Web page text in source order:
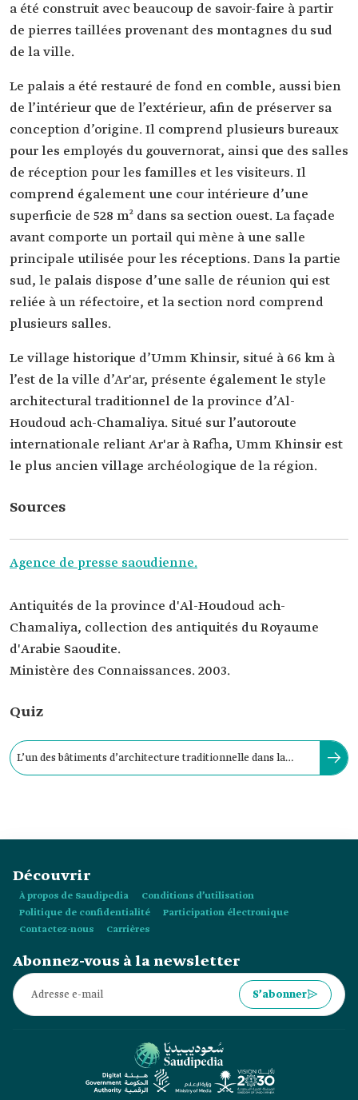
a été construit avec beaucoup de savoir-faire à partir
de pierres taillées provenant des montagnes du sud
de la ville.
Le palais a été restauré de fond en comble, aussi bien
de l’intérieur que de l’extérieur, afin de préserver sa
conception d’origine. Il comprend plusieurs bureaux
pour les employés du gouvernorat, ainsi que des salles
de réception pour les familles et les visiteurs. Il
comprend également une cour intérieure d’une
superficie de 528 m² dans sa section ouest. La façade
avant comporte un portail qui mène à une salle
principale utilisée pour les réceptions. Dans la partie
sud, le palais dispose d’une salle de réunion qui est
reliée à un réfectoire, et la section nord comprend
plusieurs salles.
Le village historique d’Umm Khinsir, situé à 66 km à
l’est de la ville d’Ar'ar, présente également le style
architectural traditionnel de la province d’Al-
Houdoud ach-Chamaliya. Situé sur l’autoroute
internationale reliant Ar'ar à Rafha, Umm Khinsir est
le plus ancien village archéologique de la région.
Sources
Agence de presse saoudienne.
Antiquités de la province d'Al-Houdoud ach-
Chamaliya, collection des antiquités du Royaume
d'Arabie Saoudite.
Ministère des Connaissances. 2003.
Quiz
L’un des bâtiments d’architecture traditionnelle dans la
Découvrir
À propos de Saudipedia
Conditions d’utilisation
Politique de confidentialité
Participation électronique
Contactez-nous
Carrières
Abonnez-vous à la newsletter
S’abonner